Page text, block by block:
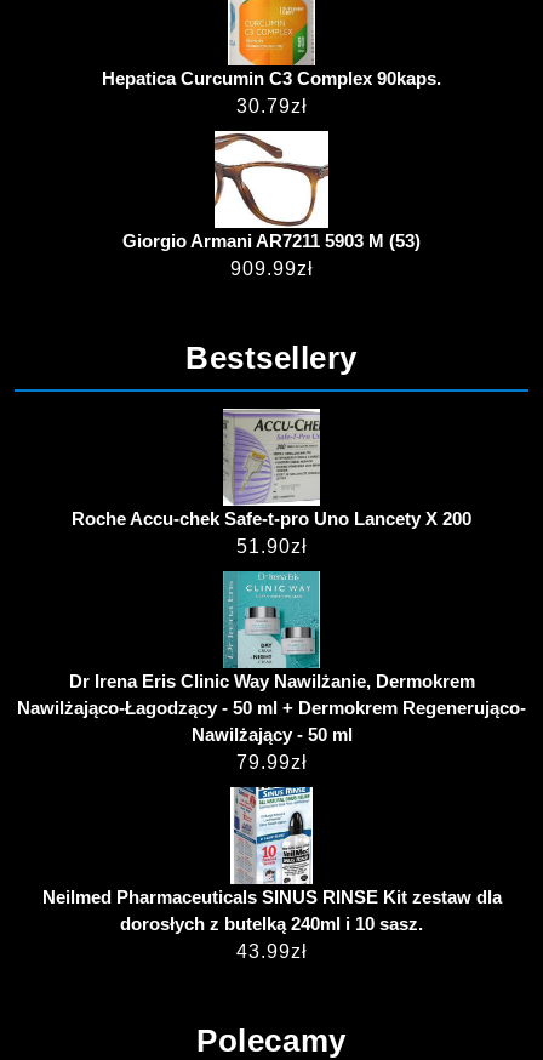
Hepatica Curcumin C3 Complex 90kaps.
30.79zł
Giorgio Armani AR7211 5903 M (53)
909.99zł
Bestsellery
Roche Accu-chek Safe-t-pro Uno Lancety X 200
51.90zł
Dr Irena Eris Clinic Way Nawilżanie, Dermokrem
Nawilżająco-Łagodzący - 50 ml + Dermokrem Regenerująco-
Nawilżający - 50 ml
79.99zł
Neilmed Pharmaceuticals SINUS RINSE Kit zestaw dla
dorosłych z butelką 240ml i 10 sasz.
43.99zł
Polecamy